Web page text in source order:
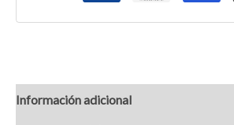
Información adicional